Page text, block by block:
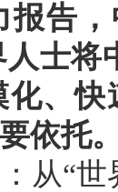
报告
士将
化、
依托
从“世